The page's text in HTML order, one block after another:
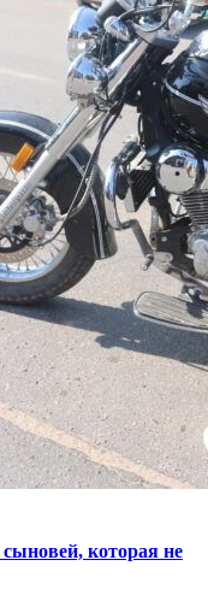
которая не